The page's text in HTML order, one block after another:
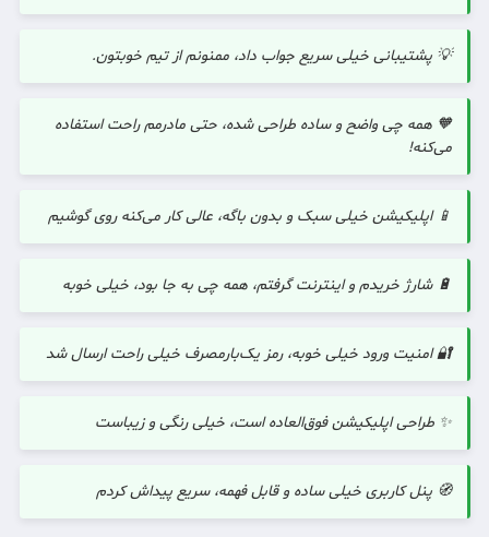
💡 پشتیبانی خیلی سریع جواب داد، ممنونم از تیم خوبتون.
🧡 همه چی واضح و ساده طراحی شده، حتی مادرمم راحت استفاده
می‌کنه!
📱 اپلیکیشن خیلی سبک و بدون باگه، عالی کار می‌کنه روی گوشیم
🔋 شارژ خریدم و اینترنت گرفتم، همه چی به جا بود، خیلی خوبه
🔐 امنیت ورود خیلی خوبه، رمز یک‌بارمصرف خیلی راحت ارسال شد
✨ طراحی اپلیکیشن فوق‌العاده است، خیلی رنگی و زیباست
🧭 پنل کاربری خیلی ساده و قابل فهمه، سریع پیداش کردم